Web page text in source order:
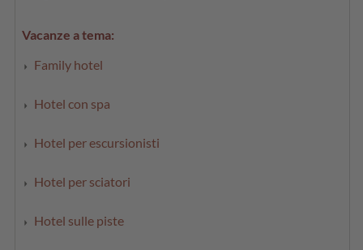
Vacanze a tema:
Family hotel
Hotel con spa
Hotel per escursionisti
Hotel per sciatori
Hotel sulle piste